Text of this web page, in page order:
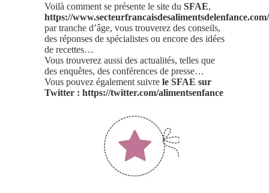
Voilà comment se présente le site du SFAE,
https://www.secteurfrancaisdesalimentsdelenfance.com/
par tranche d’âge, vous trouverez des conseils,
des réponses de spécialistes ou encore des idées
de recettes…
Vous trouverez aussi des actualités, telles que
des enquêtes, des conférences de presse…
Vous pouvez également suivre le SFAE sur
Twitter : https://twitter.com/alimentsenfance